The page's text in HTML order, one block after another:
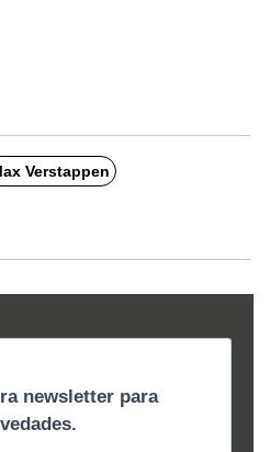
Verstappen